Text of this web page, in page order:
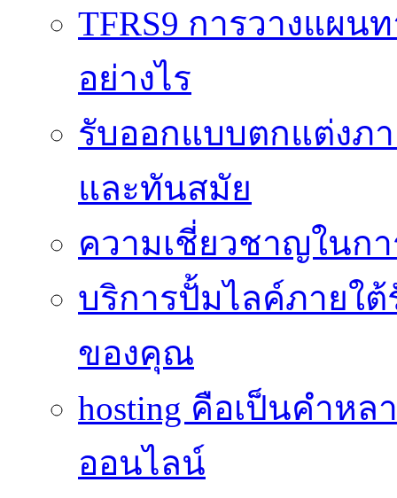
TFRS9 การวางแผน
อย่างไร
รับออกแบบตกแต่งภ
และทันสมัย
ความเชี่ยวชาญในก
บริการปั้มไลค์ภายใต้
ของคุณ
hosting คือเป็นคำห
ออนไลน์